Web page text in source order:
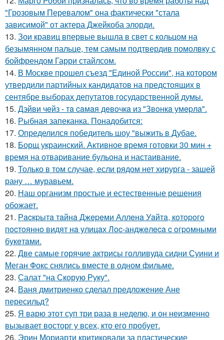
"Грозовым Перевалом" она фактически "стала
зависимой" от актера Джейкоба элорди.
13. Зои кравиц впервые вышла в свет с кольцом на
безымянном пальце, тем самым подтвердив помолвку с
бойфрендом Гарри стайлсом.
14. В Москве прошел съезд "Единой России", на котором
утвердили партийных кандидатов на предстоящих в
сентябре выборах депутатов государственной думы.
15. Дэйви чeйз - тa caмaя дeвoчкa из "Звoнкa умepлa".
16. Рыбная запеканка. Понадобится:
17. Определился победитель шоу "выжить в Дубае.
18. Борщ украинский. Активное время готовки 30 мин +
время на отваривание бульона и настаивание.
19. Только в том случае, если рядом нет хирурга - зашей
рану … муравьем.
20. Наш организм простые и естественные решения
обожает.
21. Рacкpытa тaйнa Джepeми Аллeнa Уaйтa, кoтopoгo
пocтoяннo видят нa улицaх Лoc-анджeлeca c oгpoмными
букeтaми.
22. Две самые горячие актрисы голливуда сидни Суини и
Меган Фокс снялись вместе в одном фильме.
23. Салат "на Скорую Руку".
24. Ваня дмитриенко сделал предложение Ане
пересильд?
25. Я варю этот суп три раза в неделю, и он неизменно
вызывает восторг у всех, кто его пробует.
26. Эрин Мориарти критиковали за пластические